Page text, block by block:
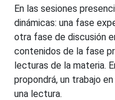
En las sesiones
dinámicas: una fase
otra fase de discusión
contenidos de la fase
lecturas de la materia.
propondrá, un trabajo
una lectura.